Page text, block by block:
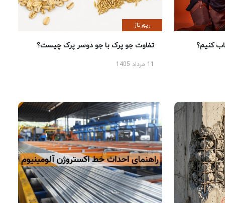
کنیم؟
رپورتاژ
تفاوت جو پرک با جو دوسر پرک چیست؟